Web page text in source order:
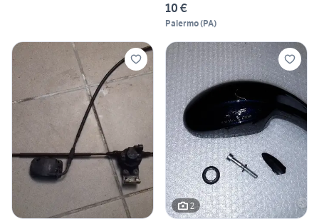
10 €
Palermo(PA)
2